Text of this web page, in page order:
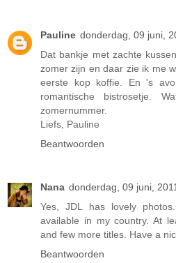
Pauline donderdag, 09 juni,
Dat bankje met zachte
zomer zijn en daar zie ik me
eerste kop koffie. En 's
romantische bistrosetje.
zomernummer.
Liefs, Pauline
Beantwoorden
Nana donderdag, 09 juni, 2011
Yes, JDL has lovely
available in my country. At
and few more titles. Have a
Beantwoorden